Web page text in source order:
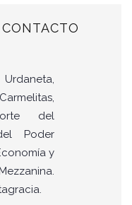
del
Poder
y